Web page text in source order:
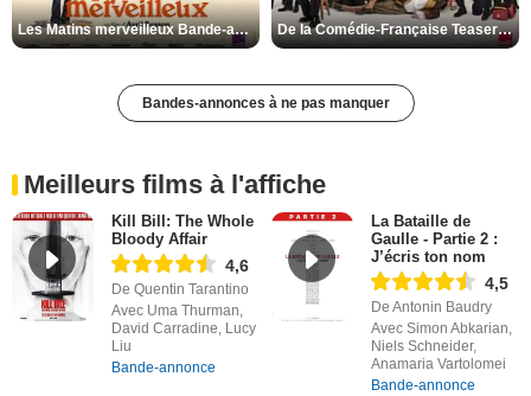
Les Matins merveilleux Bande-annonce VF De la Comédie-Française Teaser VF
Bandes-annonces à ne pas manquer
Meilleurs films à l'affiche
Kill Bill: The Whole
Bloody Affair
4,6
De Quentin Tarantino
Avec Uma Thurman,
David Carradine, Lucy
Liu
Bande-annonce
La Bataille de
Gaulle - Partie 2 :
J’écris ton nom
4,5
De Antonin Baudry
Avec Simon Abkarian,
Niels Schneider,
Anamaria Vartolomei
Bande-annonce